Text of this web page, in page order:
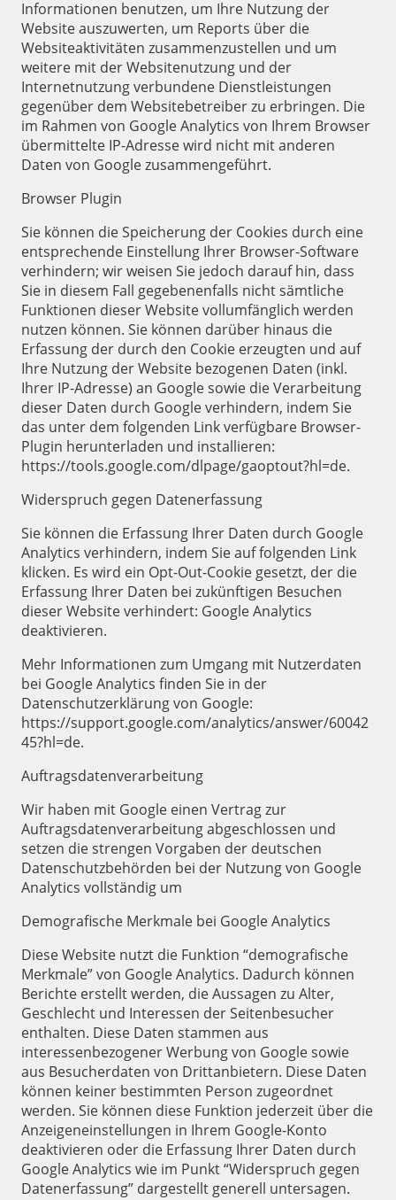
Informationen benutzen, um Ihre Nutzung der
Website auszuwerten, um Reports über die
Websiteaktivitäten zusammenzustellen und um
weitere mit der Websitenutzung und der
Internetnutzung verbundene Dienstleistungen
gegenüber dem Websitebetreiber zu erbringen. Die
im Rahmen von Google Analytics von Ihrem Browser
übermittelte IP-Adresse wird nicht mit anderen
Daten von Google zusammengeführt.
Browser Plugin
Sie können die Speicherung der Cookies durch eine
entsprechende Einstellung Ihrer Browser-Software
verhindern; wir weisen Sie jedoch darauf hin, dass
Sie in diesem Fall gegebenenfalls nicht sämtliche
Funktionen dieser Website vollumfänglich werden
nutzen können. Sie können darüber hinaus die
Erfassung der durch den Cookie erzeugten und auf
Ihre Nutzung der Website bezogenen Daten (inkl.
Ihrer IP-Adresse) an Google sowie die Verarbeitung
dieser Daten durch Google verhindern, indem Sie
das unter dem folgenden Link verfügbare Browser-
Plugin herunterladen und installieren:
https://tools.google.com/dlpage/gaoptout?hl=de.
Widerspruch gegen Datenerfassung
Sie können die Erfassung Ihrer Daten durch Google
Analytics verhindern, indem Sie auf folgenden Link
klicken. Es wird ein Opt-Out-Cookie gesetzt, der die
Erfassung Ihrer Daten bei zukünftigen Besuchen
dieser Website verhindert: Google Analytics
deaktivieren.
Mehr Informationen zum Umgang mit Nutzerdaten
bei Google Analytics finden Sie in der
Datenschutzerklärung von Google:
https://support.google.com/analytics/answer/60042
45?hl=de.
Auftragsdatenverarbeitung
Wir haben mit Google einen Vertrag zur
Auftragsdatenverarbeitung abgeschlossen und
setzen die strengen Vorgaben der deutschen
Datenschutzbehörden bei der Nutzung von Google
Analytics vollständig um
Demografische Merkmale bei Google Analytics
Diese Website nutzt die Funktion “demografische
Merkmale” von Google Analytics. Dadurch können
Berichte erstellt werden, die Aussagen zu Alter,
Geschlecht und Interessen der Seitenbesucher
enthalten. Diese Daten stammen aus
interessenbezogener Werbung von Google sowie
aus Besucherdaten von Drittanbietern. Diese Daten
können keiner bestimmten Person zugeordnet
werden. Sie können diese Funktion jederzeit über die
Anzeigeneinstellungen in Ihrem Google-Konto
deaktivieren oder die Erfassung Ihrer Daten durch
Google Analytics wie im Punkt “Widerspruch gegen
Datenerfassung” dargestellt generell untersagen.